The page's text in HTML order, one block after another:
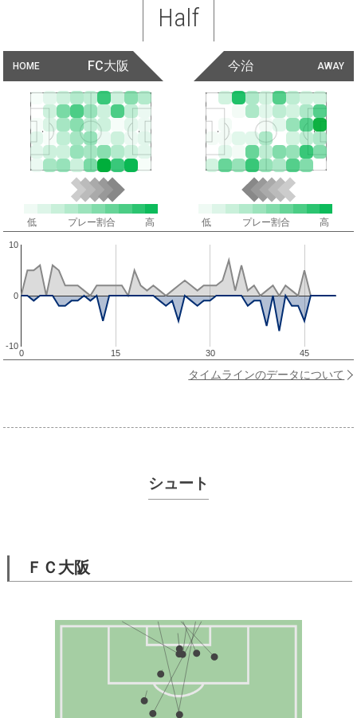
Half
HOME FC大阪 AWAY
今治
低 プレー割合 高 低 プレー割合 高
0 15 30 45
-10
0
10
タイムラインのデータについて
シュート
ＦＣ大阪